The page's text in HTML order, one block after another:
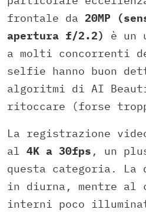
frontale da 20MP
apertura f/2.2)
è un
a molti concorrenti
selfie hanno buon
algoritmi di AI
ritoccare (forse
La registrazione
al 4K a 30fps , un
questa categoria. La
in diurna, mentre al
interni poco